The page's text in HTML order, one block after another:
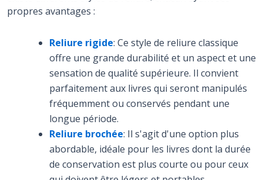
propres avantages :
Reliure rigide: Ce style de reliure classique
offre une grande durabilité et un aspect et une
sensation de qualité supérieure. Il convient
parfaitement aux livres qui seront manipulés
fréquemment ou conservés pendant une
longue période.
Reliure brochée: Il s'agit d'une option plus
abordable, idéale pour les livres dont la durée
de conservation est plus courte ou pour ceux